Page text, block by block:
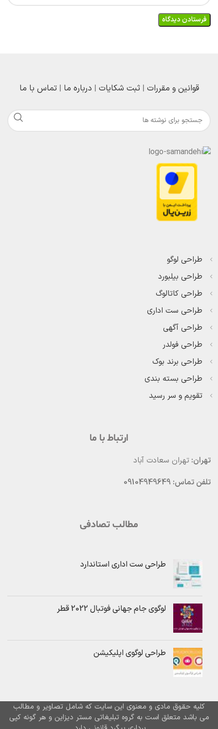
قوانین و مقررات |ثبت شکایات | درباره ما |تماس با ما
طراحی لوگو
طراحی بیلبورد
طراحی کاتالوگ
طراحی ست اداری
طراحی آگهی
طراحی فولدر
طراحی برند بوک
طراحی بسته بندی
تقویم و سر رسید
ارتباط با ما
تهران: تهران سعادت آباد
تلفن تماس: 09104949649
مطالب تصادفی
طراحی ست اداری استاندارد
لوگوی جام جهانی فوتبال 2022 قطر
طراحی لوگوی اپلیکیشن
کلیه حقوق مادی و معنوی این سایت که شامل تصاویر و مطالب
می باشد متعلق است به گروه تبلیغاتی مستر دیزاین و هر گونه کپی